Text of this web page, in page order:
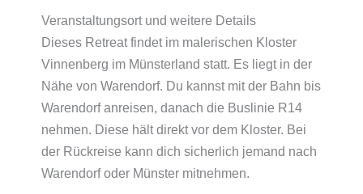
Veranstaltungsort und weitere Details
Dieses Retreat findet im malerischen Kloster
Vinnenberg im Münsterland statt. Es liegt in der
Nähe von Warendorf. Du kannst mit der Bahn bis
Warendorf anreisen, danach die Buslinie R14
nehmen. Diese hält direkt vor dem Kloster. Bei
der Rückreise kann dich sicherlich jemand nach
Warendorf oder Münster mitnehmen.